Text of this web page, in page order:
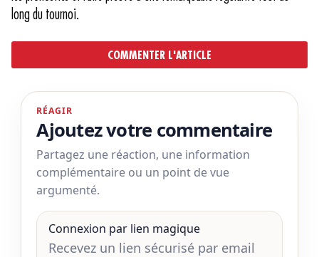
long du tournoi.
COMMENTER L'ARTICLE
RÉAGIR
Ajoutez votre commentaire
Partagez une réaction, une information
complémentaire ou un point de vue
argumenté.
Connexion par lien magique
Recevez un lien sécurisé par email